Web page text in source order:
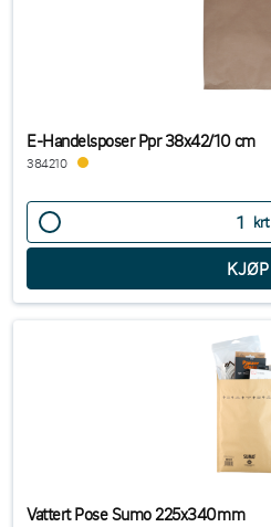
E-Handelsposer Ppr 38x42/10 cm
384210
krt
Vattert Pose Sumo 225x340mm